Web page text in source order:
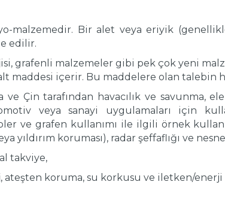
malzemedir. Bir alet veya eriyik
edilir.
grafenli malzemeler gibi pek çok yeni
maddesi içerir. Bu maddelere olan talebin
ve Çin tarafından havacılık ve savunma,
veya sanayi uygulamaları için
ve grafen kullanımı ile ilgili örnek
yıldırım koruması), radar şeffaflığı ve
takviye,
ateşten koruma, su korkusu ve iletken/